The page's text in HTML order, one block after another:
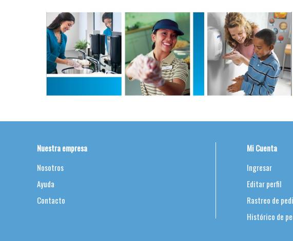
Nuestra empresa
Nosotros
Ayuda
Contacto
Mi Cuenta
Ingresar
Editar perfil
Rastreo de
Histórico de